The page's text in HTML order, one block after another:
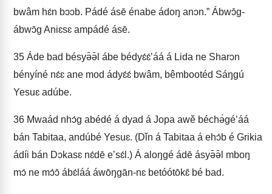
bwâm hɛ́n bɔɔb. Pádé ásē énabe ádoŋ anɔn.” Ábwɔ̄g-
ábwɔ̄g Aniɛsɛ ampádé ásē.
35 Áde bad bésyə̄ə̄l ábe bédyɛ́ɛ́ʼáá á Lida ne Sharɔn
bényíné nɛ́ɛ ane mod ádyɛ́ɛ́ bwâm, bêmbootéd Sáŋgú
Yesuɛ adúbe.
36 Mwaád nhɔ́g abédé á dyad á Jopa awě béchə́géʼáá
bán Tabitaa, andúbé Yesuɛ. (Dǐn á Tabitaa á ehɔ́b é Grikia
ádíi bán Dɔkasɛ nɛ́dē eʼsɛ́l.) Á aloŋgé ádē ásyə̄ə̄l mboŋ
mɔ́ ne mɔ́ɔ̄ ábɛ́láá áwōŋgān-nɛ betóótōkɛ̄ bé bad.